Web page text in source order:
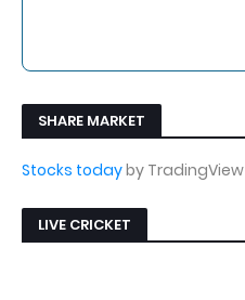
SHARE MARKET
Stocks todayby TradingView
LIVE CRICKET